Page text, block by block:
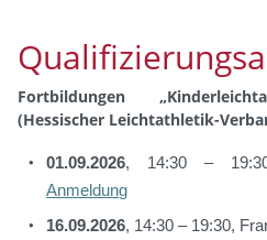
Fortbildungen
(Hessischer Leichtathletik-
01.09.2026, 14:30 –
Anmeldung
16.09.2026, 14:30 – 19:30,